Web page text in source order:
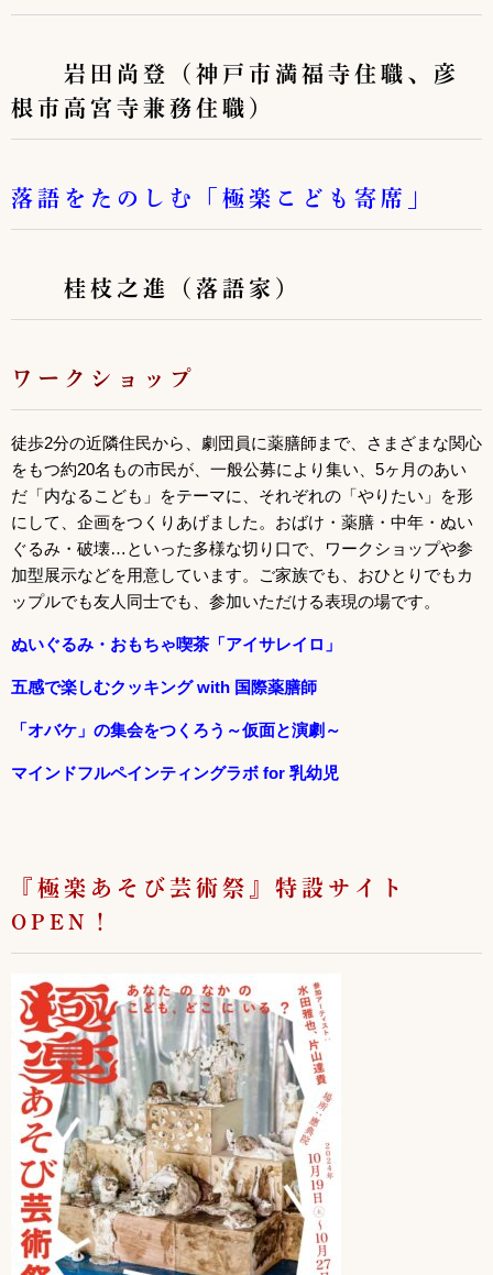
岩田尚登（神戸市満福寺住職、彦
根市高宮寺兼務住職）
落語をたのしむ「極楽こども寄席」
桂枝之進（落語家）
ワークショップ
徒歩2分の近隣住民から、劇団員に薬膳師まで、さまざまな関心
をもつ約20名もの市民が、一般公募により集い、5ヶ月のあい
だ「内なるこども」をテーマに、それぞれの「やりたい」を形
にして、企画をつくりあげました。おばけ・薬膳・中年・ぬい
ぐるみ・破壊…といった多様な切り口で、ワークショップや参
加型展示などを用意しています。ご家族でも、おひとりでもカ
ップルでも友人同士でも、参加いただける表現の場です。
ぬいぐるみ・おもちゃ喫茶「アイサレイロ」
五感で楽しむクッキング with 国際薬膳師
「オバケ」の集会をつくろう～仮面と演劇～
マインドフルペインティングラボ for 乳幼児
『極楽あそび芸術祭』特設サイト
OPEN！